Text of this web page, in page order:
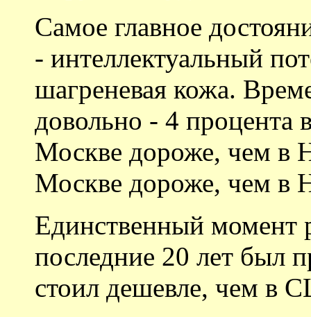
Самое главное
- интеллектуальный
шагреневая кожа.
довольно - 4 процента
Москве дороже, чем в
Москве дороже, чем в
Единственный момент
последние 20 лет был
стоил дешевле, чем в